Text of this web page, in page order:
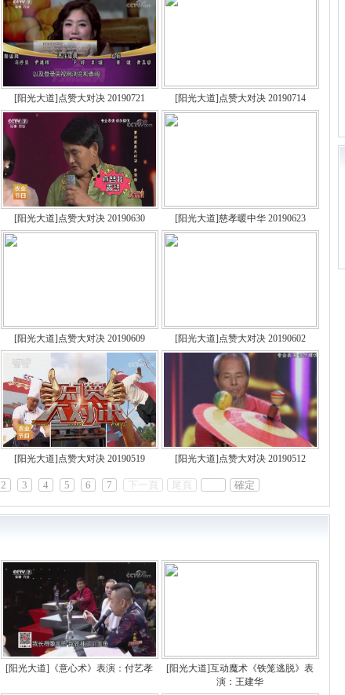
[阳光大道]点赞大对决 20190721 [阳光大道]点赞大对决 20190714
[阳光大道]点赞大对决 20190630 [阳光大道]慈孝暖中华 20190623
[阳光大道]点赞大对决 20190609 [阳光大道]点赞大对决 20190602
[阳光大道]点赞大对决 20190519 [阳光大道]点赞大对决 20190512
2 3 4 5 6 7 下一頁 尾頁 確定
[阳光大道]《意心术》表演：付艺孝
[阳光大道]互动魔术《铁笼逃脱》表
演：王建华